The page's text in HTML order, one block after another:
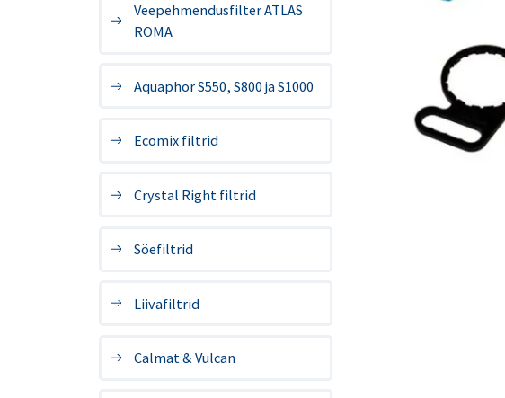
Veepehmendusfilter ATLAS
ROMA
Aquaphor S550, S800 ja S1000
Ecomix filtrid
Crystal Right filtrid
Söefiltrid
Liivafiltrid
Calmat & Vulcan